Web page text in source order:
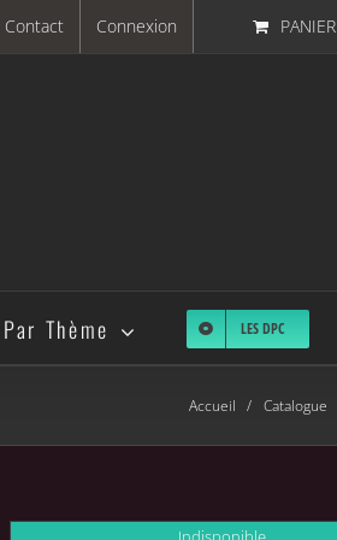
Contact Connexion PANIER
Par Thème LES DPC
Accueil Catalogue